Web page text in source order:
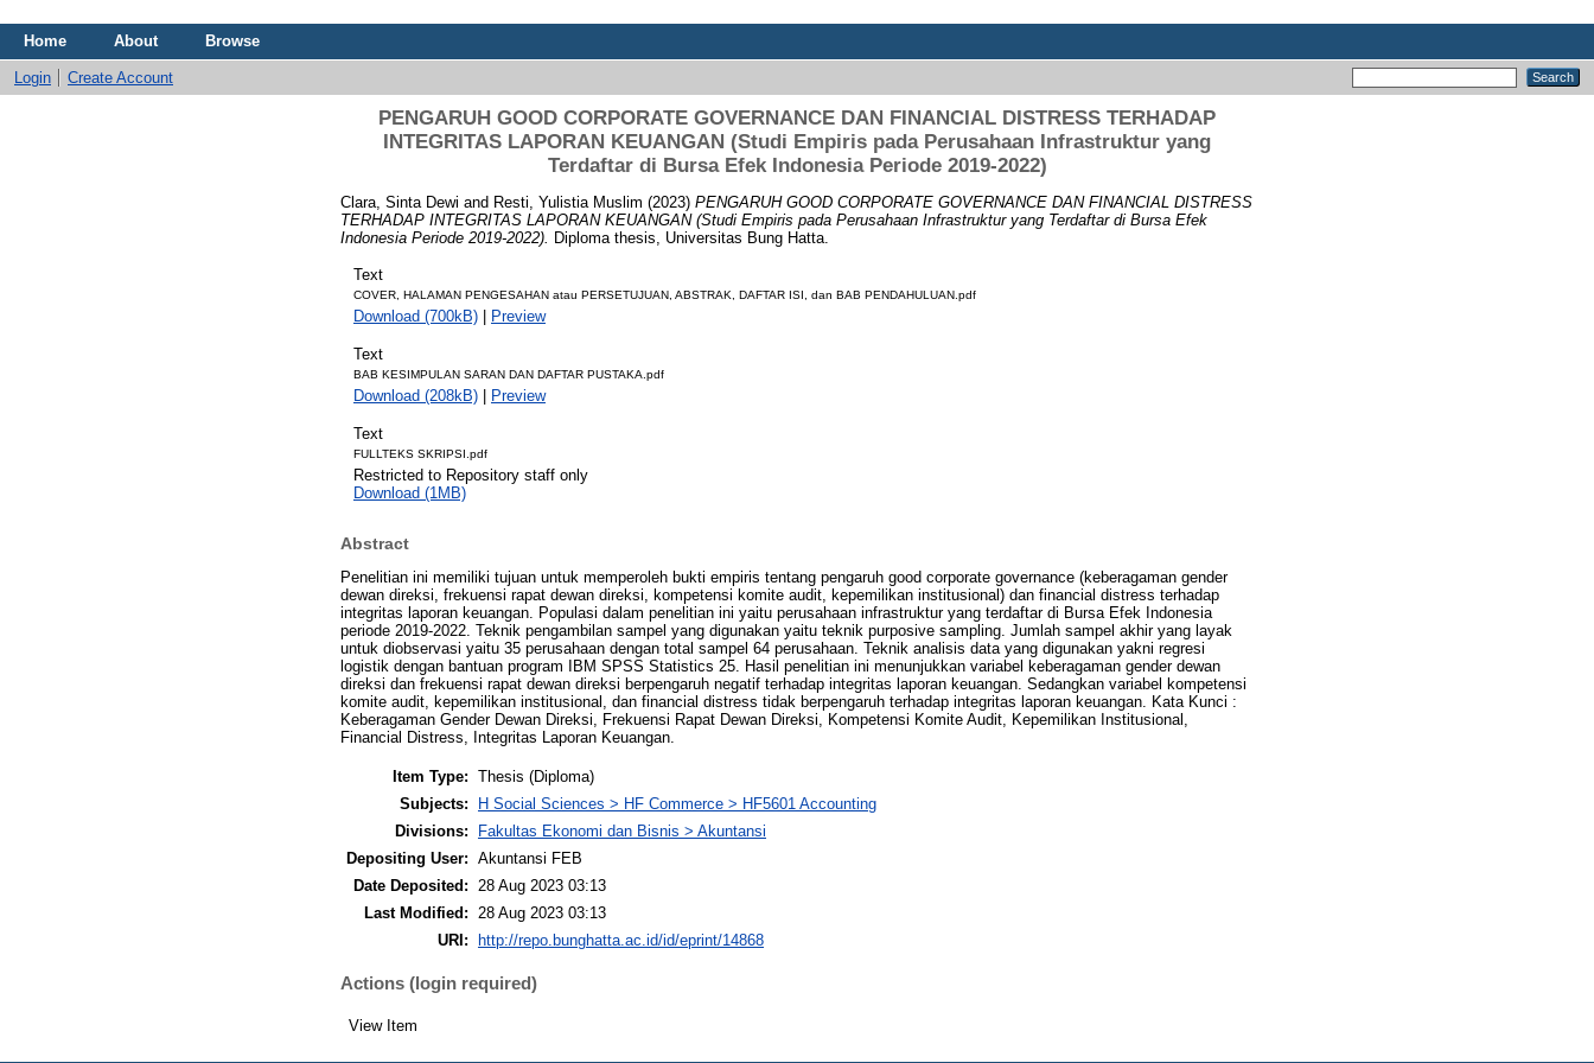
Home About Browse
Login Create Account
PENGARUH GOOD CORPORATE GOVERNANCE DAN FINANCIAL DISTRESS TERHADAP
INTEGRITAS LAPORAN KEUANGAN (Studi Empiris pada Perusahaan Infrastruktur yang
Terdaftar di Bursa Efek Indonesia Periode 2019-2022)
Clara, Sinta Dewi and Resti, Yulistia Muslim (2023) PENGARUH GOOD CORPORATE GOVERNANCE DAN FINANCIAL DISTRESS
TERHADAP INTEGRITAS LAPORAN KEUANGAN (Studi Empiris pada Perusahaan Infrastruktur yang Terdaftar di Bursa Efek
Indonesia Periode 2019-2022).
Diploma thesis, Universitas Bung Hatta.
Text
COVER, HALAMAN PENGESAHAN atau PERSETUJUAN, ABSTRAK, DAFTAR ISI, dan BAB PENDAHULUAN.pdf
Download (700kB) | Preview
Text
BAB KESIMPULAN SARAN DAN DAFTAR PUSTAKA.pdf
Download (208kB) | Preview
Text
FULLTEKS SKRIPSI.pdf
Restricted to Repository staff only
Download (1MB)
Abstract
Penelitian ini memiliki tujuan untuk memperoleh bukti empiris tentang pengaruh good corporate governance (keberagaman gender
dewan direksi, frekuensi rapat dewan direksi, kompetensi komite audit, kepemilikan institusional) dan financial distress terhadap
integritas laporan keuangan. Populasi dalam penelitian ini yaitu perusahaan infrastruktur yang terdaftar di Bursa Efek Indonesia
periode 2019-2022. Teknik pengambilan sampel yang digunakan yaitu teknik purposive sampling. Jumlah sampel akhir yang layak
untuk diobservasi yaitu 35 perusahaan dengan total sampel 64 perusahaan. Teknik analisis data yang digunakan yakni regresi
logistik dengan bantuan program IBM SPSS Statistics 25. Hasil penelitian ini menunjukkan variabel keberagaman gender dewan
direksi dan frekuensi rapat dewan direksi berpengaruh negatif terhadap integritas laporan keuangan. Sedangkan variabel kompetensi
komite audit, kepemilikan institusional, dan financial distress tidak berpengaruh terhadap integritas laporan keuangan. Kata Kunci :
Keberagaman Gender Dewan Direksi, Frekuensi Rapat Dewan Direksi, Kompetensi Komite Audit, Kepemilikan Institusional,
Financial Distress, Integritas Laporan Keuangan.
Item Type: Thesis (Diploma)
Subjects:
H Social Sciences > HF Commerce > HF5601 Accounting
Divisions:
Fakultas Ekonomi dan Bisnis > Akuntansi
Depositing User: Akuntansi FEB
Date Deposited:
28 Aug 2023 03:13
Last Modified:
28 Aug 2023 03:13
URI:
http://repo.bunghatta.ac.id/id/eprint/14868
Actions (login required)
View Item